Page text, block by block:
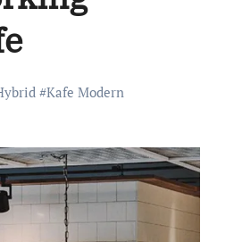
#Kafe Modern